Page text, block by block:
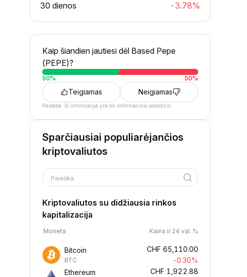
30 dienos
-3.78%
Kaip šiandien jautiesi dėl Based Pepe
(PEPE)?
50% 50%
Teigiamas Neigiamas
Pastaba. Ši informacija yra tik informacinio pobūdžio.
Sparčiausiai populiarėjančios
kriptovaliutos
Paieška
Kriptovaliutos su didžiausia rinkos
kapitalizacija
Moneta Kaina ir 24 val. %
Bitcoin
BTC
CHF 65,110.00
-0.30%
Ethereum
CHF 1,922.88